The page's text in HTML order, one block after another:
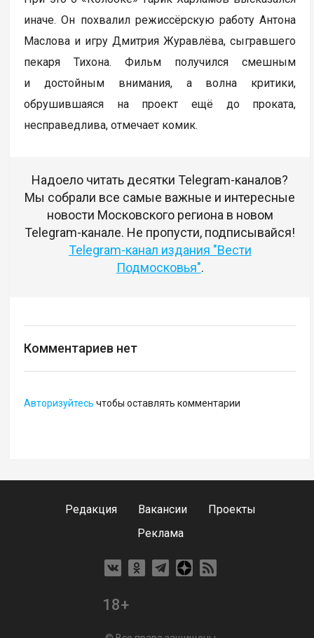
иначе. Он похвалил режиссёрскую работу Антона
Маслова и игру Дмитрия Журавлёва, сыгравшего
пекаря Тихона. Фильм получился смешным
и достойным внимания, а волна критики,
обрушившаяся на проект ещё до проката,
несправедлива, отмечает комик.
Надоело читать десятки Telegram-каналов?
Мы собрали все самые важные и интересные
новости Московского региона в новом
Telegram-канале. Не пропусти, подписывайся!
Telegram-канал издания "Вести
Подмосковья".
Комментариев нет
Авторизуйтесь чтобы оставлять комментарии
Редакция Вакансии
Проекты
Реклама
18+